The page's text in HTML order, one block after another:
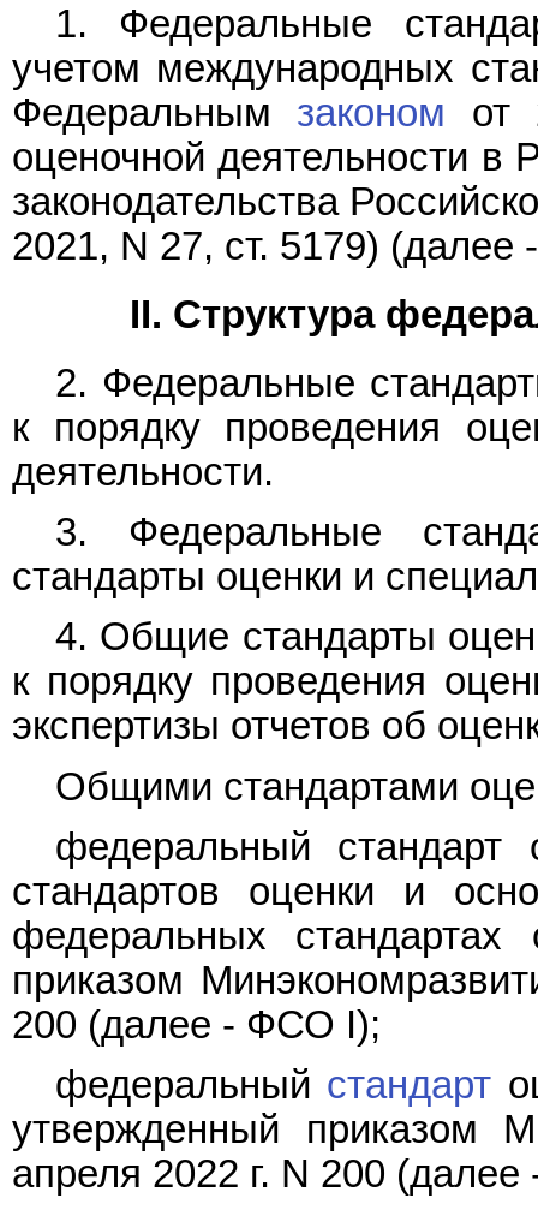
1. Федеральные
учетом международных
Федеральным законом от
оценочной деятельности в
законодательства
2021, N 27, ст. 5179)
II. Структура
2. Федеральные
к порядку проведения
деятельности.
3. Федеральные
стандарты оценки и
4. Общие стандарты
к порядку проведения
экспертизы отчетов об
Общими стандартами
федеральный стандарт
стандартов оценки и
федеральных
приказом
200 (далее - ФСО I);
федеральный стандарт
утвержденный приказом
апреля 2022 г. N 200